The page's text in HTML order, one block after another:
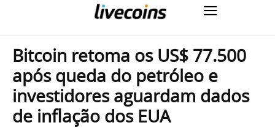
Bitcoin retoma os US$ 77.500
após queda do petróleo e
investidores aguardam dados
de inflação dos EUA